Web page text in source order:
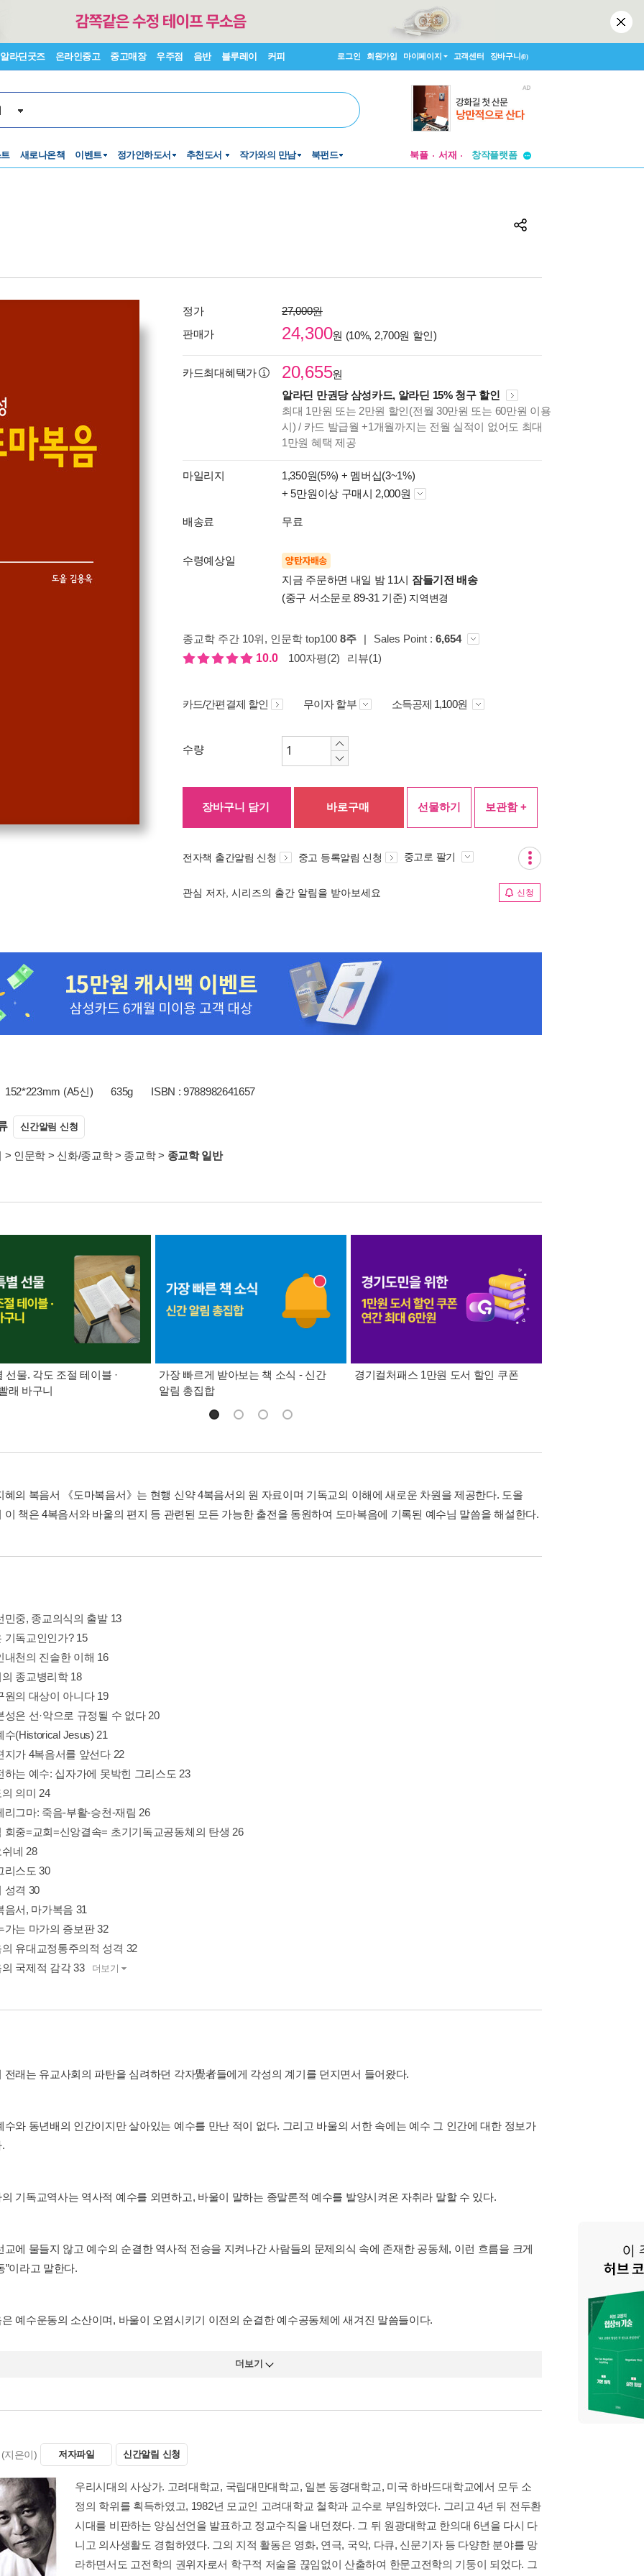
알라딘굿즈 온라인중고 중고매장 우주점 음반 블루레이 커피 로그인 회원가입 마이페이지 고객센터 장바구니(0)
새로나온책 이벤트 정가인하도서 추천도서 작가와의 만남 북펀드 북플 서재
창작플랫폼
정가
27,000원
판매가
24,300원 (10%, 2,700원 할인)
카드최대혜택가 20,655원
알라딘 만권당 삼성카드, 알라딘 15% 청구 할인
최대 1만원 또는 2만원 할인(전월 30만원 또는 60만원 이용
시) / 카드 발급월 +1개월까지는 전월 실적이 없어도 최대
1만원 혜택 제공
마일리지 1,350원(5%) + 멤버십(3~1%)
+ 5만원이상 구매시 2,000원
배송료 무료
수령예상일 양탄자배송
지금 주문하면 내일 밤 11시 잠들기전 배송
(중구 서소문로 89-31 기준) 지역변경
종교학 주간 10위, 인문학 top100 8주 | Sales Point : 6,654
10.0
100자평(2) 리뷰(1)
카드/간편결제 할인 무이자 할부 소득공제 1,100원
수량
장바구니 담기 바로구매 선물하기 보관함 +
전자책 출간알림 신청 중고 등록알림 신청 중고로 팔기
관심 저자, 시리즈의 출간 알림을 받아보세요 신청
152*223mm (A5신) 635g ISBN : 9788982641657
신간알림 신청
> 인문학 > 신화/종교학> 종교학> 종교학 일반
선물. 각도 조절 테이블 ·
래 바구니
가장 빠르게 받아보는 책 소식 - 신간
알림 총집합
경기컬처패스 1만원 도서 할인 쿠폰
혜의 복음서 《도마복음서》는 현행 신약 4복음서의 원 자료이며 기독교의 이해에 새로운 차원을 제공한다. 도올
이 책은 4복음서와 바울의 편지 등 관련된 모든 가능한 출전을 동원하여 도마복음에 기록된 예수님 말씀을 해설한다.
민중, 종교의식의 출발 13
기독교인인가? 15
내천의 진솔한 이해 16
종교병리학 18
원의 대상이 아니다 19
성은 선·악으로 규정될 수 없다 20
수(Historical Jesus) 21
지가 4복음서를 앞선다 22
하는 예수: 십자가에 못박힌 그리스도 23
의미 24
리그마: 죽음-부활-승천-재림 26
회중=교회=신앙결속= 초기기독교공동체의 탄생 26
네 28
리스도 30
성격 30
음서, 마가복음 31
가는 마가의 증보판 32
유대교정통주의적 성격 32
국제적 감각 33
더보기
전래는 유교사회의 파탄을 심려하던 각자覺者들에게 각성의 계기를 던지면서 들어왔다.
수와 동년배의 인간이지만 살아있는 예수를 만난 적이 없다. 그리고 바울의 서한 속에는 예수 그 인간에 대한 정보가
기독교역사는 역사적 예수를 외면하고, 바울이 말하는 종말론적 예수를 발양시켜온 자취라 말할 수 있다.
교에 물들지 않고 예수의 순결한 역사적 전승을 지켜나간 사람들의 문제의식 속에 존재한 공동체, 이런 흐름을 크게
”이라고 말한다.
예수운동의 소산이며, 바울이 오염시키기 이전의 순결한 예수공동체에 새겨진 말씀들이다.
더보기
(지은이) 저자파일 신간알림 신청
우리시대의 사상가. 고려대학교, 국립대만대학교, 일본 동경대학교, 미국 하바드대학교에서 모두 소
정의 학위를 획득하였고, 1982년 모교인 고려대학교 철학과 교수로 부임하였다. 그리고 4년 뒤 전두환
시대를 비판하는 양심선언을 발표하고 정교수직을 내던졌다. 그 뒤 원광대학교 한의대 6년을 다시 다
니고 의사생활도 경험하였다. 그의 지적 활동은 영화, 연극, 국악, 다큐, 신문기자 등 다양한 분야를 망
라하면서도 고전학의 권위자로서 학구적 저술을 끊임없이 산출하여 한문고전학의 기둥이 되었다. 그